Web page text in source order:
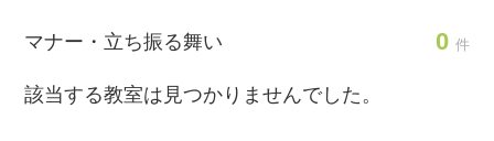
マナー・立ち振る舞い 0 件
該当する教室は見つかりませんでした。